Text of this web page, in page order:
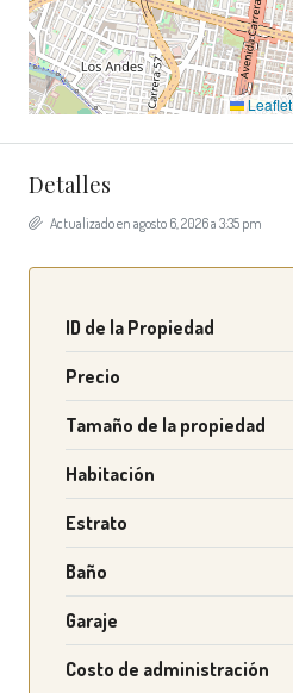
Leaflet
Detalles
Actualizado en agosto 6, 2026 a 3:35 pm
ID de la Propiedad
Precio
Tamaño de la propiedad
Habitación
Estrato
Baño
Garaje
Costo de administración